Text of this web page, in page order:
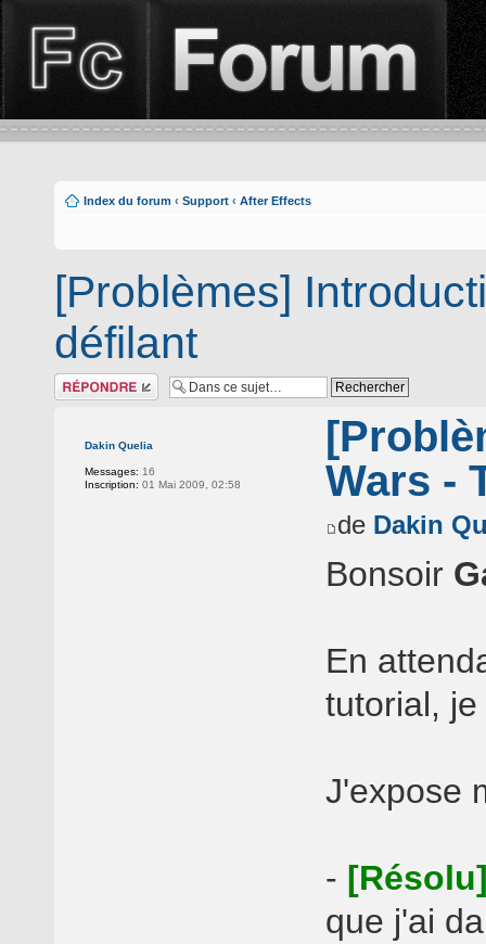
Index du forum ‹ Support ‹ After Effects
[Problèmes]
défilant
Répondre
Dakin Quelia
Messages: 16
Inscription: 01 Mai 2009, 02:58
Wars -
de Dakin
Bonsoir
En
tutorial,
J'expose
-
que j'ai